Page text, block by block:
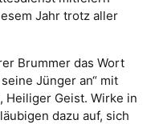
Jahr trotz aller
Brummer das Wort
Jünger an“ mit
Heiliger Geist. Wirke in
dazu auf, sich